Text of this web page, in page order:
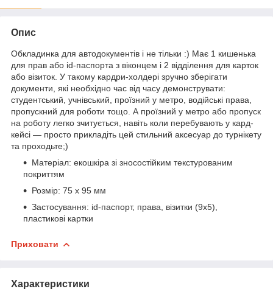
Опис
Обкладинка для автодокументів і не тільки :) Має 1 кишенька
для прав або id-паспорта з віконцем і 2 відділення для карток
або візиток. У такому кардри-холдері зручно зберігати
документи, які необхідно час від часу демонструвати:
студентський, учнівський, проїзний у метро, водійські права,
пропускний для роботи тощо. А проїзний у метро або пропуск
на роботу легко зчитується, навіть коли перебувають у кард-
кейсі — просто прикладіть цей стильний аксесуар до турнікету
та проходьте;)
Матеріал: екошкіра зі зносостійким текстурованим
покриттям
Розмір: 75 x 95 мм
Застосування: id-паспорт, права, візитки (9x5),
пластикові картки
Приховати
Характеристики